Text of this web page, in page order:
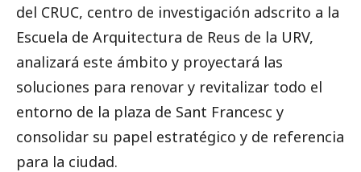
del CRUC, centro de investigación adscrito a la
Escuela de Arquitectura de Reus de la URV,
analizará este ámbito y proyectará las
soluciones para renovar y revitalizar todo el
entorno de la plaza de Sant Francesc y
consolidar su papel estratégico y de referencia
para la ciudad.